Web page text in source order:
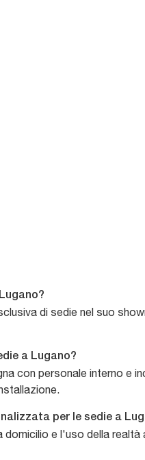
di sedie nel suo
a Lugano?
con personale interno e
per le sedie a
e l'uso della